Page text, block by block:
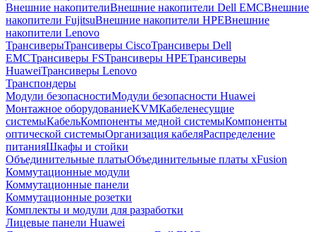
Внешние накопителиВнешние накопители Dell EMCВнешние
накопители FujitsuВнешние накопители HPEВнешние
накопители Lenovo
ТрансиверыТрансиверы CiscoТрансиверы Dell
EMCТрансиверы FSТрансиверы HPEТрансиверы
HuaweiТрансиверы Lenovo
Транспондеры
Модули безопасностиМодули безопасности Huawei
Монтажное оборудованиеKVMКабеленесущие
системыКабельКомпоненты медной системыКомпоненты
оптической системыОрганизация кабеляРаспределение
питанияШкафы и стойки
Объединительные платыОбъединительные платы xFusion
Коммутационные модули
Коммутационные панели
Коммутационные розетки
Комплекты и модули для разработки
Лицевые панели Huawei